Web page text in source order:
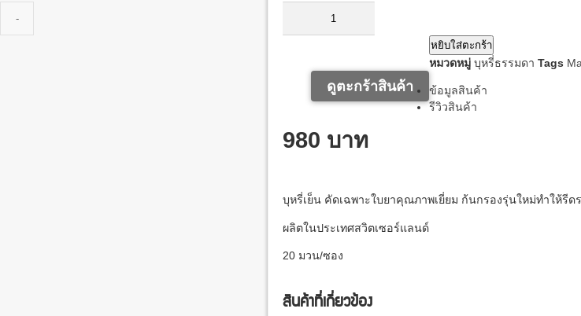
หยิบใส่ตะกร้า
ดูตะกร้าสินค้า
หมวดหมู่ บุหรี่ธรรมดา Tags
ข้อมูลสินค้า
รีวิวสินค้า
980 บาท
บุหรี่เย็น คัดเฉพาะใบยาคุณภาพเยี่ยม ก้นกรองรุ่นใหม่ทำให้รี
ผลิตในประเทศสวิตเซอร์แลนด์
20 มวน/ซอง
สินค้าที่เกี่ยวข้อง